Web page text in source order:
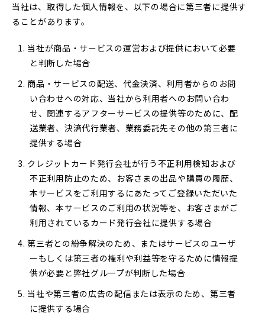
当社は、取得した個人情報を、以下の場合に第三者に提供す
ることがあります。
当社が商品・サービスの運営および提供において必要
と判断した場合
商品・サービスの配送、代金決済、利用者からのお問
い合わせへの対応、当社から利用者へのお問い合わ
せ、関連するアフターサービスの提供等のために、配
送業者、決済代行業者、業務委託先その他の第三者に
提供する場合
クレジットカード発行会社が行う不正利用検知および
不正利用防止のため、お客さまの出品や購買の履歴、
本サービスをご利用するにあたってご登録いただいた
情報、本サービスのご利用の状況等を、お客さまがご
利用されているカード発行会社に提供する場合
第三者との紛争解決のため、またはサービスのユーザ
ーもしくは第三者の権利や利益等を守るために情報提
供が必要と弊社グループが判断した場合
当社や第三者の広告の配信または表示のため、第三者
に提供する場合